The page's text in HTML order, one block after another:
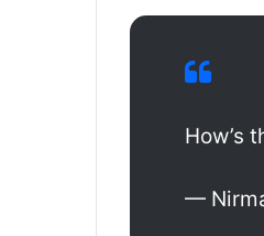
How’s
—